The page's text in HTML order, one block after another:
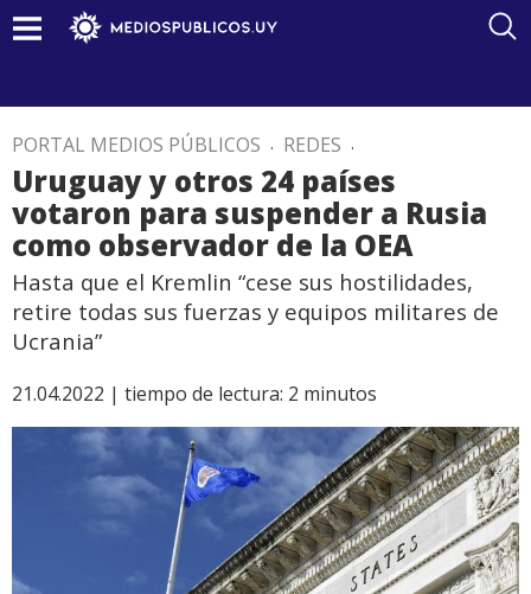
PORTAL MEDIOS PÚBLICOS . REDES .
Uruguay y otros 24 países
votaron para suspender a Rusia
como observador de la OEA
Hasta que el Kremlin “cese sus hostilidades,
retire todas sus fuerzas y equipos militares de
Ucrania”
21.04.2022 | tiempo de lectura: 2 minutos